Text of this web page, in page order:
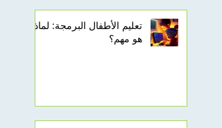
تعليم الأطفال البرمجة: لماذا
هو مهم؟